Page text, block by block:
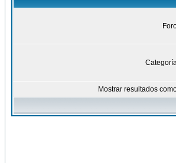
Mostrar resultados